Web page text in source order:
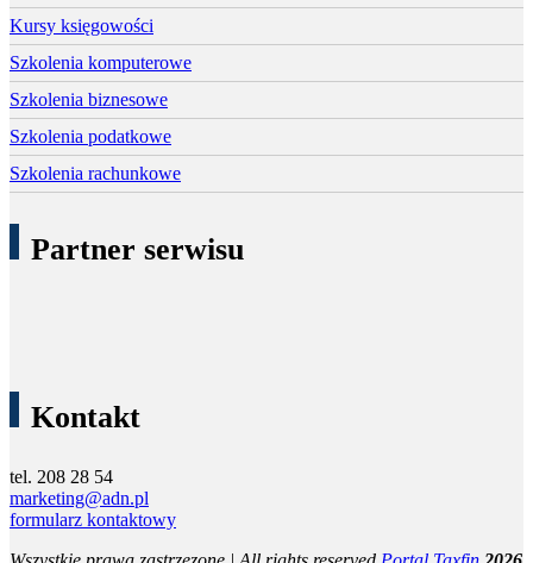
Kursy księgowości
Szkolenia komputerowe
Szkolenia biznesowe
Szkolenia podatkowe
Szkolenia rachunkowe
Partner serwisu
Kontakt
tel. 208 28 54
marketing@adn.pl
formularz kontaktowy